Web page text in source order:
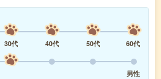
30代 40代 50代
60代
男性